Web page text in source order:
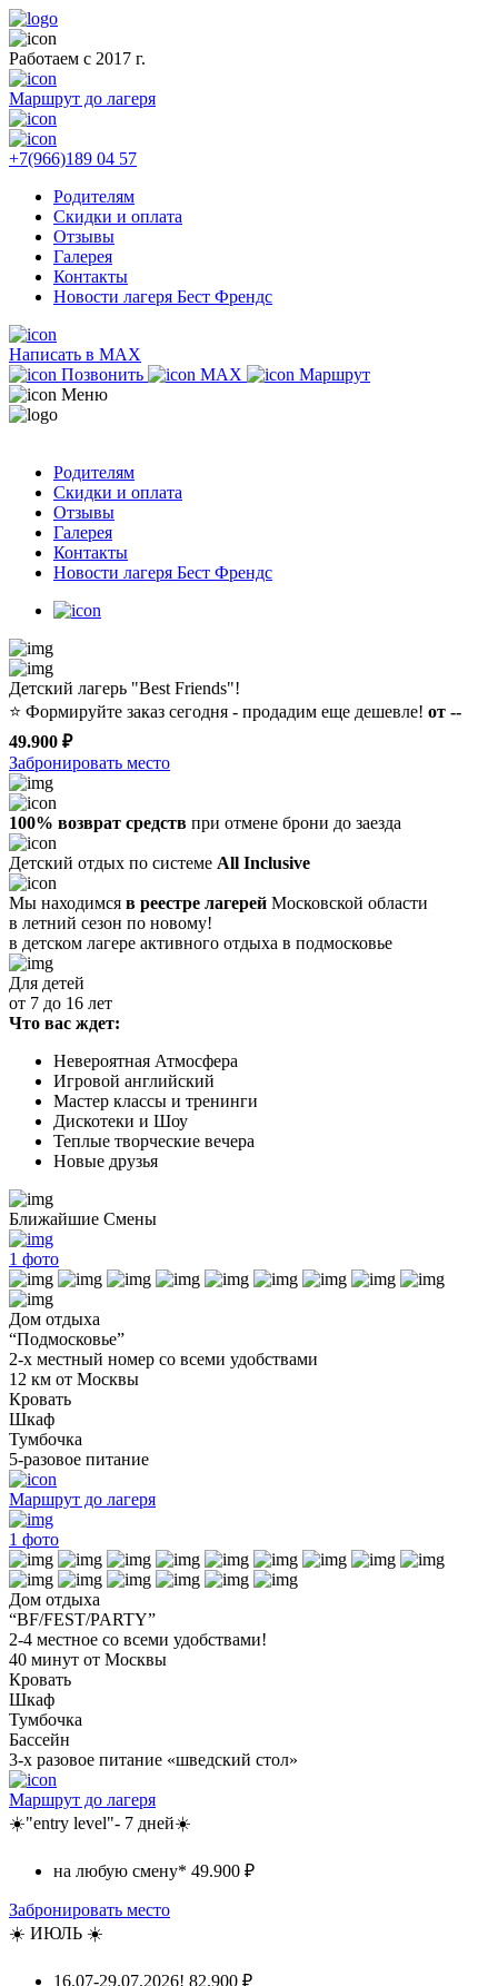
Работаем с 2017 г.
Маршрут до лагеря
+7(966)189 04 57
Родителям
Скидки и оплата
Отзывы
Галерея
Контакты
Новости лагеря Бест Френдс
Написать в MAX
Позвонить
MAX
Маршрут
Меню
Родителям
Скидки и оплата
Отзывы
Галерея
Контакты
Новости лагеря Бест Френдс
Детский лагерь "Best Friends"!
⭐️ Формируйте заказ сегодня - продадим еще дешевле! от --
49.900 ₽
Забронировать место
100% возврат средств при отмене брони до заезда
Детский отдых по системе All Inclusive
Мы находимся в реестре лагерей Московской области
в летний сезон по новому!
в детском лагере активного отдыха в подмосковье
Для детей
от 7 до 16 лет
Что вас ждет:
Невероятная Атмосфера
Игровой английский
Мастер классы и тренинги
Дискотеки и Шоу
Теплые творческие вечера
Новые друзья
Ближайшие Смены
1 фото
Дом отдыха
“Подмосковье”
2-х местный номер со всеми удобствами
12 км от Москвы
Кровать
Шкаф
Тумбочка
5-разовое питание
Маршрут до лагеря
1 фото
Дом отдыха
“BF/FEST/PARTY”
2-4 местное со всеми удобствами!
40 минут от Москвы
Кровать
Шкаф
Тумбочка
Бассейн
3-х разовое питание «шведский стол»
Маршрут до лагеря
☀️"entry level"- 7 дней☀️
на любую смену* 49.900 ₽
Забронировать место
☀️ ИЮЛЬ ☀️
16.07-29.07.2026! 82.900 ₽